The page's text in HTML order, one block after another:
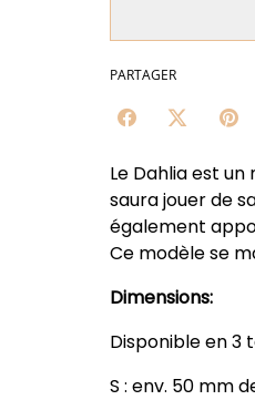
PARTAGER
Le Dahlia est
saura jouer de
également
Ce modèle se
Dimensions:
Disponible en 3
S : env. 50 mm